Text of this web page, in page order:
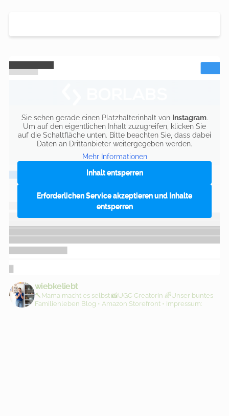
Sie sehen gerade einen Platzhalterinhalt von Instagram.
Um auf den eigentlichen Inhalt zuzugreifen, klicken Sie
auf die Schaltfläche unten. Bitte beachten Sie, dass dabei
Daten an Drittanbieter weitergegeben werden.
Mehr Informationen
Inhalt entsperren
Erforderlichen Service akzeptieren und Inhalte
entsperren
wiebkeliebt
🔨Mama macht es selbst📸UGC Creatorin 🌈Unser buntes
Familienleben Blog • Amazon Storefront • Impressum: